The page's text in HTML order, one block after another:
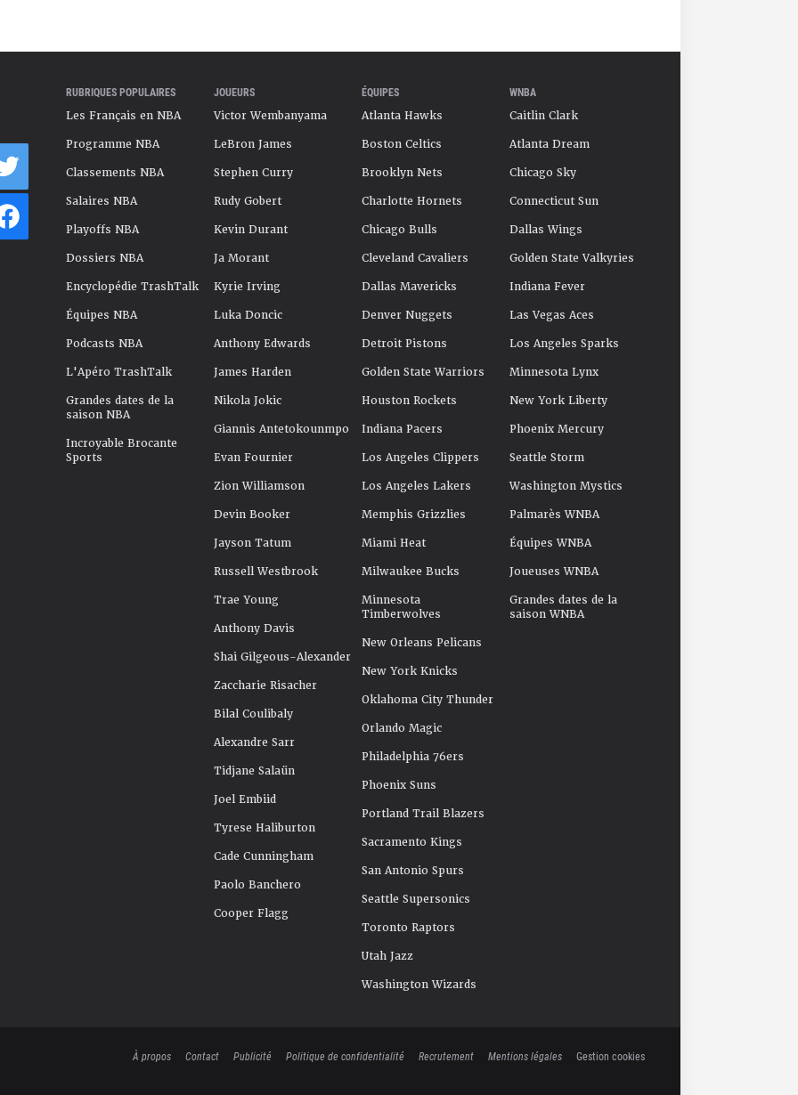
RUBRIQUES POPULAIRES
Les Français en NBA
Programme NBA
Classements NBA
Salaires NBA
Playoffs NBA
Dossiers NBA
Encyclopédie TrashTalk
Équipes NBA
Podcasts NBA
L'Apéro TrashTalk
Grandes dates de la
saison NBA
Incroyable Brocante
Sports
JOUEURS
Victor Wembanyama
LeBron James
Stephen Curry
Rudy Gobert
Kevin Durant
Ja Morant
Kyrie Irving
Luka Doncic
Anthony Edwards
James Harden
Nikola Jokic
Giannis Antetokounmpo
Evan Fournier
Zion Williamson
Devin Booker
Jayson Tatum
Russell Westbrook
Trae Young
Anthony Davis
Shai Gilgeous-Alexander
Zaccharie Risacher
Bilal Coulibaly
Alexandre Sarr
Tidjane Salaün
Joel Embiid
Tyrese Haliburton
Cade Cunningham
Paolo Banchero
Cooper Flagg
ÉQUIPES
Atlanta Hawks
Boston Celtics
Brooklyn Nets
Charlotte Hornets
Chicago Bulls
Cleveland Cavaliers
Dallas Mavericks
Denver Nuggets
Detroit Pistons
Golden State Warriors
Houston Rockets
Indiana Pacers
Los Angeles Clippers
Los Angeles Lakers
Memphis Grizzlies
Miami Heat
Milwaukee Bucks
Minnesota
Timberwolves
New Orleans Pelicans
New York Knicks
Oklahoma City Thunder
Orlando Magic
Philadelphia 76ers
Phoenix Suns
Portland Trail Blazers
Sacramento Kings
San Antonio Spurs
Seattle Supersonics
Toronto Raptors
Utah Jazz
Washington Wizards
WNBA
Caitlin Clark
Atlanta Dream
Chicago Sky
Connecticut Sun
Dallas Wings
Golden State Valkyries
Indiana Fever
Las Vegas Aces
Los Angeles Sparks
Minnesota Lynx
New York Liberty
Phoenix Mercury
Seattle Storm
Washington Mystics
Palmarès WNBA
Équipes WNBA
Joueuses WNBA
Grandes dates de la
saison WNBA
À propos Contact Publicité Politique de confidentialité Recrutement Mentions légales Gestion cookies